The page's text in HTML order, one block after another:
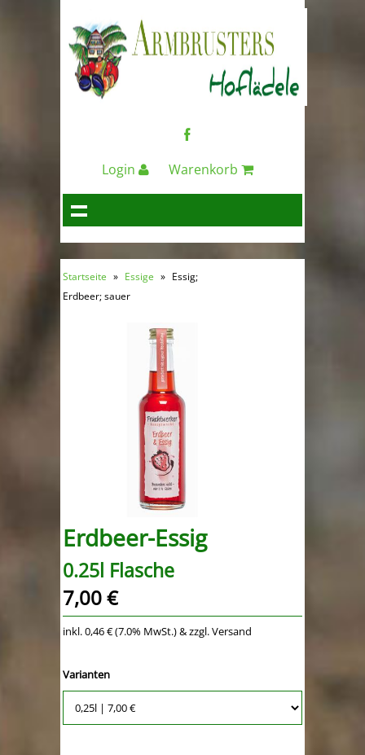
Login Warenkorb
Startseite » Essige » Essig;
Erdbeer; sauer
Erdbeer-Essig
0.25l Flasche
7,00 €
inkl. 0,46 € (7.0% MwSt.) & zzgl. Versand
Varianten